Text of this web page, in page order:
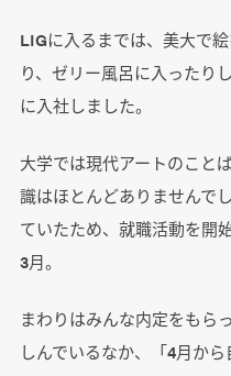
LIGに入るまでは、美大で
り、ゼリー風呂に入ったり
に入社しました。
大学では現代アートのこと
識はほとんどありませんで
ていたため、就職活動を開
3月。
まわりはみんな内定をもら
しんでいるなか、「4月か